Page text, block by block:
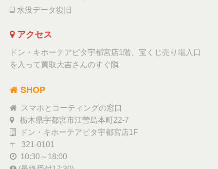
水没データ復旧
アクセス
ドン・キホーテアピタ宇都宮店1階、宝くじ売り場入口
を入って買取大吉さんのすぐ隣
SHOP
スマホとコーティングの窓口
栃木県宇都宮市江曽島本町22-7
ドン・キホーテアピタ宇都宮店1F
〒 321-0101
10:30～18:00